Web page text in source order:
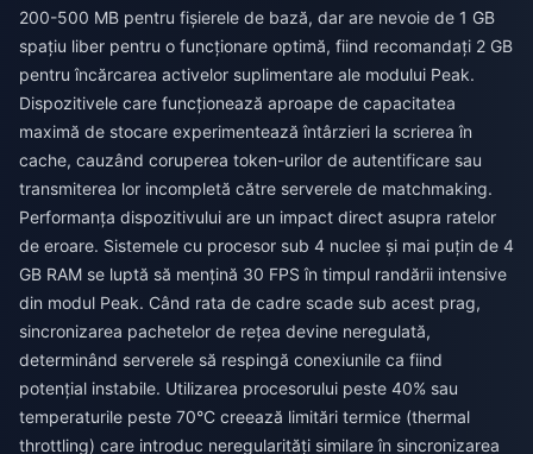
200-500 MB pentru fișierele de bază, dar are nevoie de 1 GB
spațiu liber pentru o funcționare optimă, fiind recomandați 2 GB
pentru încărcarea activelor suplimentare ale modului Peak.
Dispozitivele care funcționează aproape de capacitatea
maximă de stocare experimentează întârzieri la scrierea în
cache, cauzând coruperea token-urilor de autentificare sau
transmiterea lor incompletă către serverele de matchmaking.
Performanța dispozitivului are un impact direct asupra ratelor
de eroare. Sistemele cu procesor sub 4 nuclee și mai puțin de 4
GB RAM se luptă să mențină 30 FPS în timpul randării intensive
din modul Peak. Când rata de cadre scade sub acest prag,
sincronizarea pachetelor de rețea devine neregulată,
determinând serverele să respingă conexiunile ca fiind
potențial instabile. Utilizarea procesorului peste 40% sau
temperaturile peste 70°C creează limitări termice (thermal
throttling) care introduc neregularități similare în sincronizarea